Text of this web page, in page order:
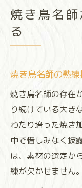
全国三大焼
焼き鳥三
焼き鳥三
焼き鳥名
老舗名師が
焼き鳥老
焼き鳥
焼き鳥
焼き鳥名
る
焼き鳥名師の熟
焼き鳥名師の存在
り続けている大き
わたり培った焼き
中で惜しみなく披
は、素材の選定か
練が欠かせません。